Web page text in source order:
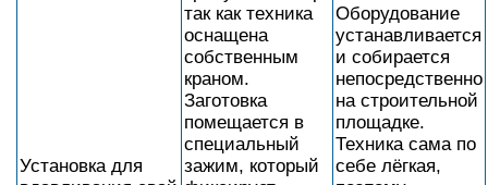
Установка для
так как техника
оснащена
собственным
краном.
Заготовка
помещается в
специальный
зажим, который
Оборудование
устанавливается
и собирается
непосредственно
на строительной
площадке.
Техника сама по
себе лёгкая,